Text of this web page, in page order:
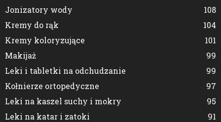
Jonizatory wody
108
Kremy do rąk
104
Kremy koloryzujące
101
Makijaż
99
Leki i tabletki na odchudzanie
99
Kołnierze ortopedyczne
97
Leki na kaszel suchy i mokry
95
Leki na katar i zatoki
91